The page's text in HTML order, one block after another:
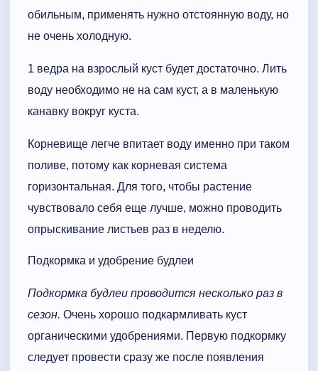
обильным, применять нужно отстоянную воду, но
не очень холодную.
1 ведра на взрослый куст будет достаточно. Лить
воду необходимо не на сам куст, а в маленькую
канавку вокруг куста.
Корневище легче впитает воду именно при таком
поливе, потому как корневая система
горизонтальная. Для того, чтобы растение
чувствовало себя еще лучше, можно проводить
опрыскивание листьев раз в неделю.
Подкормка и удобрение будлеи
Подкормка будлеи проводится несколько раз в
сезон. Очень хорошо подкармливать куст
органическими удобрениями. Первую подкормку
следует провести сразу же после появления